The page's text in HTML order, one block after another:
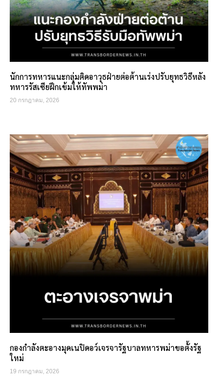
นักการทหารแนะกลุ่มติดอาวุธฝ่ายต่อต้านเร่งปรับยุทธวิธีหลัง
ทหารรัสเซียฝึกเข้มให้ทัพพม่า
20 กรกฎาคม, 2026
กองกำลังตะอางมุดเนปิดอว์เจรจารัฐบาลทหารพม่าขอตั้งรัฐ
ใหม่
19 กรกฎาคม, 2026